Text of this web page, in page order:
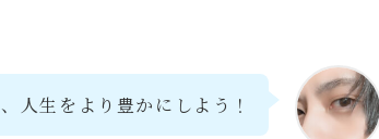
人生をより豊かにしよう！